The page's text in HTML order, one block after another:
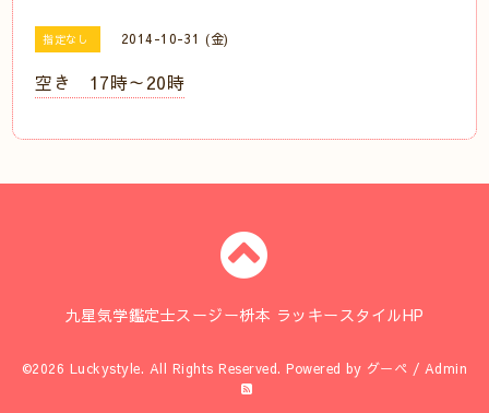
指定なし 2014-10-31 (金)
空き 17時～20時
九星気学鑑定士スージー枡本 ラッキースタイルHP
©2026 Luckystyle. All Rights Reserved. Powered by グーペ / Admin